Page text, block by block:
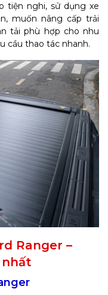
tiện nghi, sử dụng xe
muốn nâng cấp trải
tải phù hợp cho nhu
cầu thao tác nhanh.
Ranger –
nhất